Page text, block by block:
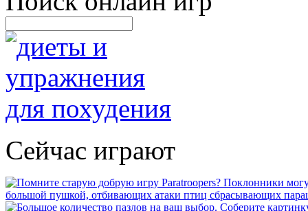
Сейчас играют